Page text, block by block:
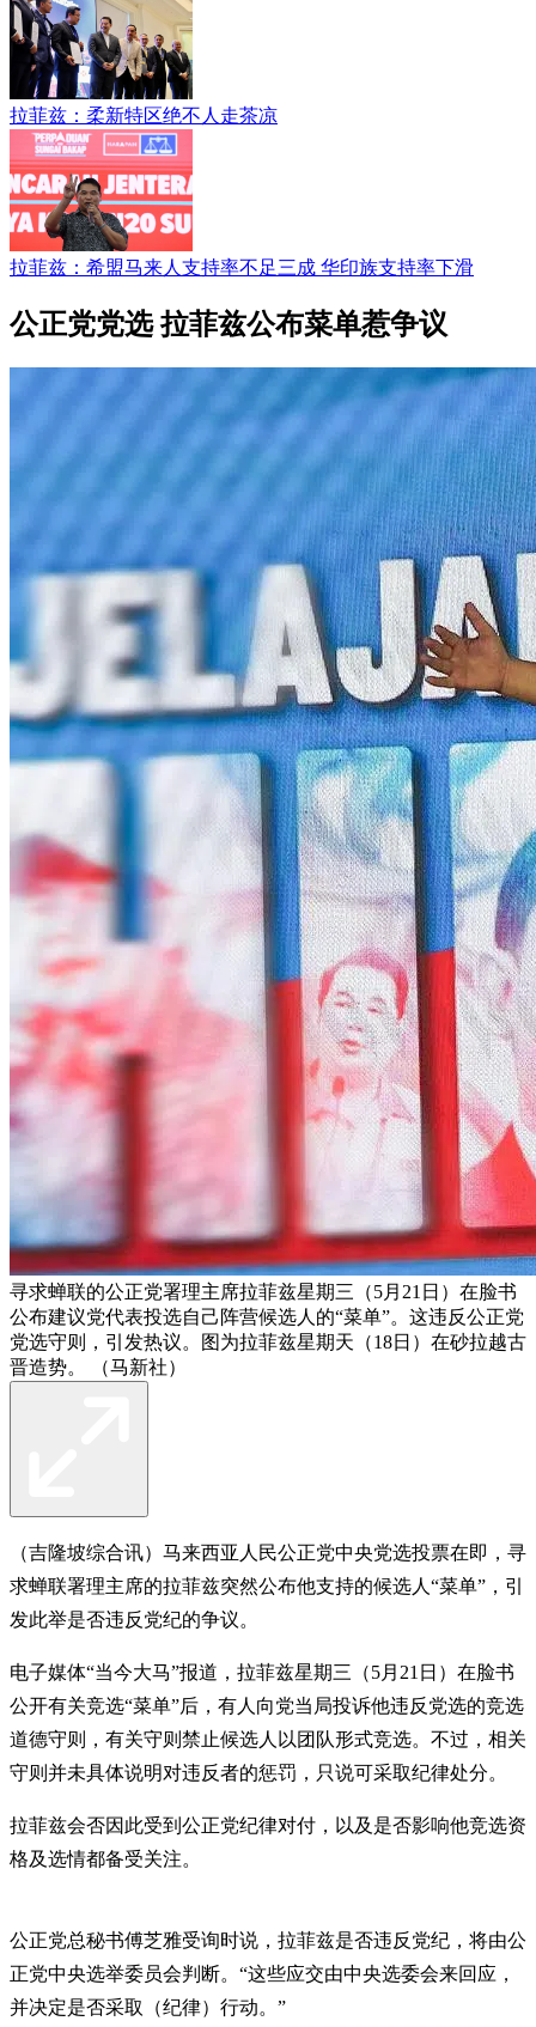
拉菲兹：柔新特区绝不人走茶凉
拉菲兹：希盟马来人支持率不足三成 华印族支持率下滑
公正党党选 拉菲兹公布菜单惹争议
寻求蝉联的公正党署理主席拉菲兹星期三（5月21日）在脸书
公布建议党代表投选自己阵营候选人的“菜单”。这违反公正党
党选守则，引发热议。图为拉菲兹星期天（18日）在砂拉越古
晋造势。 （马新社）
（吉隆坡综合讯）马来西亚人民公正党中央党选投票在即，寻
求蝉联署理主席的拉菲兹突然公布他支持的候选人“菜单”，引
发此举是否违反党纪的争议。
电子媒体“当今大马”报道，拉菲兹星期三（5月21日）在脸书
公开有关竞选“菜单”后，有人向党当局投诉他违反党选的竞选
道德守则，有关守则禁止候选人以团队形式竞选。不过，相关
守则并未具体说明对违反者的惩罚，只说可采取纪律处分。
拉菲兹会否因此受到公正党纪律对付，以及是否影响他竞选资
格及选情都备受关注。
公正党总秘书傅芝雅受询时说，拉菲兹是否违反党纪，将由公
正党中央选举委员会判断。“这些应交由中央选委会来回应，
并决定是否采取（纪律）行动。”